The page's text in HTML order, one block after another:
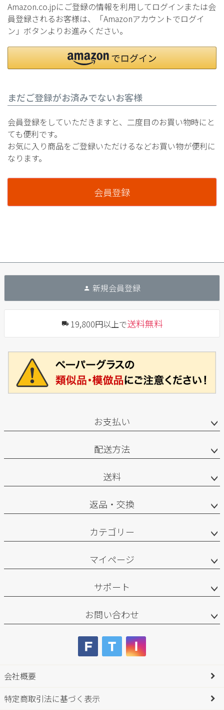
Amazon.co.jpにご登録の情報を利用してログインまたは会
員登録されるお客様は、「Amazonアカウントでログイ
ン」ボタンよりお進みください。
まだご登録がお済みでないお客様
会員登録をしていただきますと、二度目のお買い物時にと
ても便利です。
お気に入り商品をご登録いただけるなどお買い物が便利に
なります。
会員登録
新規会員登録
19,800円以上で送料無料
お支払い
配送方法
送料
返品・交換
カテゴリー
マイページ
サポート
お問い合わせ
会社概要
特定商取引法に基づく表示